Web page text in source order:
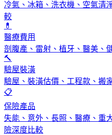
冷氣、冰箱、洗衣機、空氣清
較
💊
醫療費用
剖腹產、雷射、植牙、醫美、
🔨
驗屋裝潢
驗屋、裝潢估價、工程款、搬
📋
保險產品
失能、意外、長照、醫療、重
險深度比較